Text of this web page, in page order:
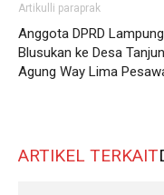
Artikulli paraprak
Anggota DPRD Lampung
Blusukan ke Desa
Agung Way Lima
ARTIKEL TERKAIT